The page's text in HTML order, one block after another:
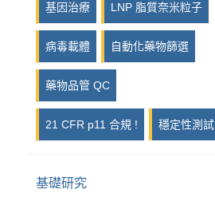
14Culp
基因治療 LNP 脂質奈米粒子
病毒載體 自動化藥物篩選
藥物品管 QC
21 CFR p11 合規 ! 穩定性測試
基礎研究